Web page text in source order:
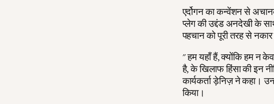
एर्दोगन का कन्वेंशन से अचानक
प्लेग की उद्दंड अनदेखी के
पहचान को पूरी तरह से
" हम यहाँ हैं, क्योंकि हम न
है, के खिलाफ हिंसा की इन
कार्यकर्ता ड़ेनिज़ ने कहा।
किया।